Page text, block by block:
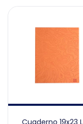
Cuaderno 19x23